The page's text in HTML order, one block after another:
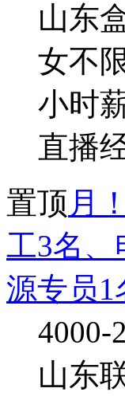
山东
女不
小时
直播
置顶 月
工3名、
源专员1
4000-
山东